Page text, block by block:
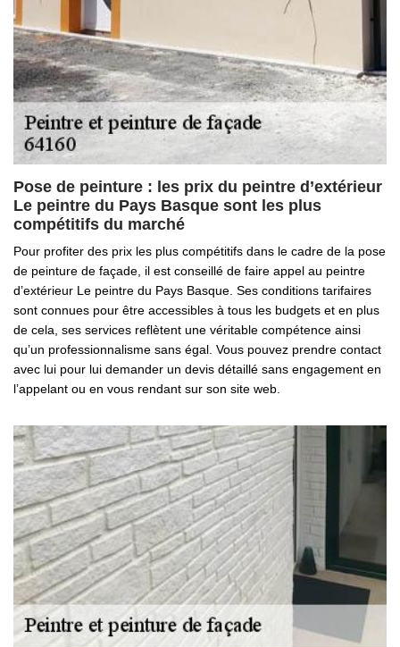
Pose de peinture : les prix du peintre d’extérieur
Le peintre du Pays Basque sont les plus
compétitifs du marché
Pour profiter des prix les plus compétitifs dans le cadre de la pose
de peinture de façade, il est conseillé de faire appel au peintre
d’extérieur Le peintre du Pays Basque. Ses conditions tarifaires
sont connues pour être accessibles à tous les budgets et en plus
de cela, ses services reflètent une véritable compétence ainsi
qu’un professionnalisme sans égal. Vous pouvez prendre contact
avec lui pour lui demander un devis détaillé sans engagement en
l’appelant ou en vous rendant sur son site web.